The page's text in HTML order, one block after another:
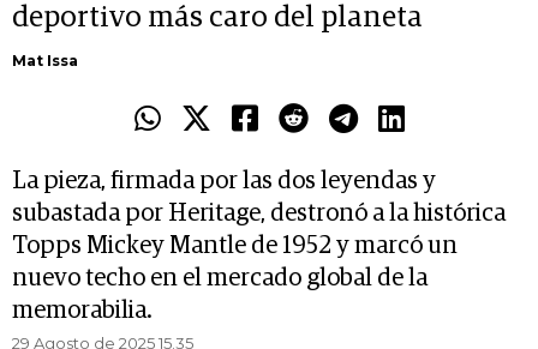
deportivo más caro del planeta
Mat Issa
La pieza, firmada por las dos leyendas y
subastada por Heritage, destronó a la histórica
Topps Mickey Mantle de 1952 y marcó un
nuevo techo en el mercado global de la
memorabilia.
29 Agosto de 2025 15.35